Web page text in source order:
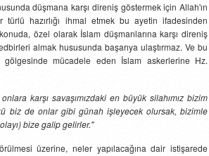
düşmana karşı direniş göstermek için Allah'ın
türlü hazırlığı ihmal etmek bu ayetin ifadesinden
özel olarak İslam düşmanlarına karşı direniş
almak hususunda başarıya ulaştırmaz. Ve bu
gölgesinde mücadele eden İslam askerlerine Hz.
karşı savaşımızdaki en büyük silahımız bizim
biz de onlar gibi günah işleyecek olursak, bizimle
bize galip gelirler."
üzerine, neler yapılacağına dair istişarede